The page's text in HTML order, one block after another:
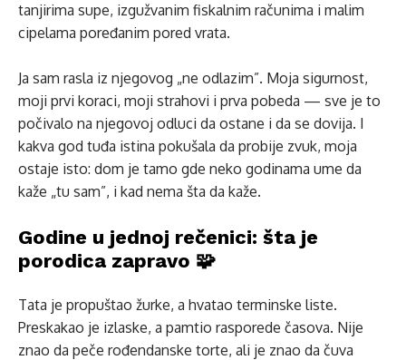
tanjirima supe, izgužvanim fiskalnim računima i malim
cipelama poređanim pored vrata.
Ja sam rasla iz njegovog „ne odlazim”. Moja sigurnost,
moji prvi koraci, moji strahovi i prva pobeda — sve je to
počivalo na njegovoj odluci da ostane i da se dovija. I
kakva god tuđa istina pokušala da probije zvuk, moja
ostaje isto: dom je tamo gde neko godinama ume da
kaže „tu sam”, i kad nema šta da kaže.
Godine u jednoj rečenici: šta je
porodica zapravo 🧩
Tata je propuštao žurke, a hvatao terminske liste.
Preskakao je izlaske, a pamtio rasporede časova. Nije
znao da peče rođendanske torte, ali je znao da čuva